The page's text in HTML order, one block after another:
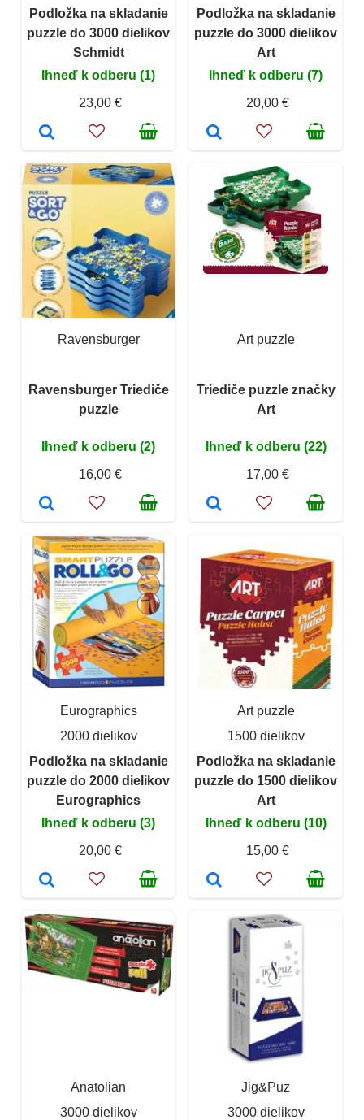
Podložka na skladanie
puzzle do 3000 dielikov
Schmidt
Ihneď k odberu (1)
23,00 €
Podložka na skladanie
puzzle do 3000 dielikov
Art
Ihneď k odberu (7)
20,00 €
Ravensburger
Ravensburger Triediče
puzzle
Ihneď k odberu (2)
16,00 €
Art puzzle
Triediče puzzle značky
Art
Ihneď k odberu (22)
17,00 €
Eurographics
2000 dielikov
Podložka na skladanie
puzzle do 2000 dielikov
Eurographics
Ihneď k odberu (3)
20,00 €
Art puzzle
1500 dielikov
Podložka na skladanie
puzzle do 1500 dielikov
Art
Ihneď k odberu (10)
15,00 €
Anatolian
3000 dielikov
Jig&Puz
3000 dielikov